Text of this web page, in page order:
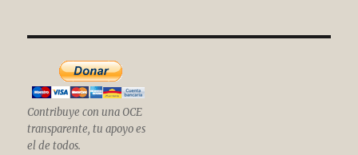
Contribuye con una OCE
transparente, tu apoyo es
el de todos.